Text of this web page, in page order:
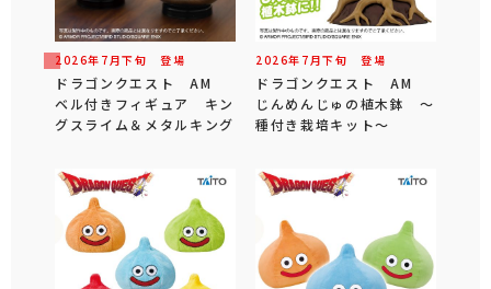
2026年 7 月下旬 登場
ドラゴンクエスト AM
ベル付きフィギュア キン
グスライム＆メタルキング
2026年 7 月下旬 登場
ドラゴンクエスト AM
じんめんじゅの植木鉢 ～
種付き栽培キット～